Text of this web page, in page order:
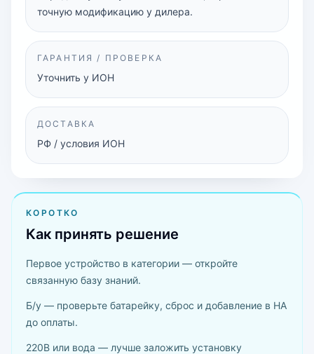
точную модификацию у дилера.
ГАРАНТИЯ / ПРОВЕРКА
Уточнить у ИОН
ДОСТАВКА
РФ / условия ИОН
КОРОТКО
Как принять решение
Первое устройство в категории — откройте
связанную базу знаний.
Б/у — проверьте батарейку, сброс и добавление в HA
до оплаты.
220В или вода — лучше заложить установку